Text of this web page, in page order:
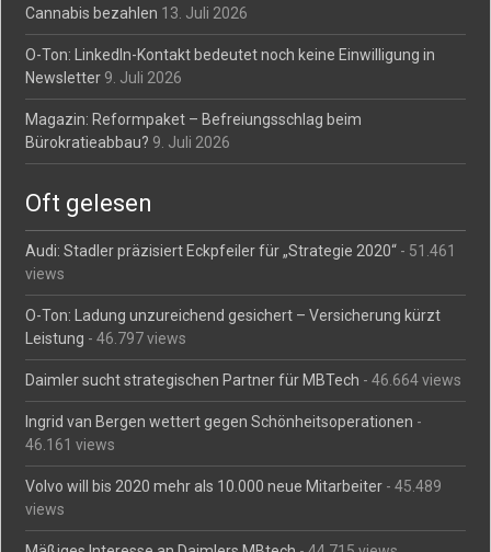
Cannabis bezahlen 13. Juli 2026
O-Ton: LinkedIn-Kontakt bedeutet noch keine Einwilligung in
Newsletter 9. Juli 2026
Magazin: Reformpaket – Befreiungsschlag beim
Bürokratieabbau? 9. Juli 2026
Oft gelesen
Audi: Stadler präzisiert Eckpfeiler für „Strategie 2020“ - 51.461
views
O-Ton: Ladung unzureichend gesichert – Versicherung kürzt
Leistung - 46.797 views
Daimler sucht strategischen Partner für MBTech - 46.664 views
Ingrid van Bergen wettert gegen Schönheitsoperationen -
46.161 views
Volvo will bis 2020 mehr als 10.000 neue Mitarbeiter - 45.489
views